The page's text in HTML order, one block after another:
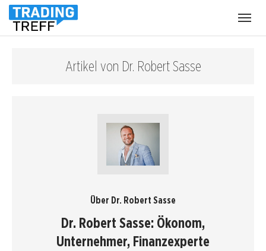
Artikel von Dr. Robert Sasse
Über Dr. Robert Sasse
Dr. Robert Sasse: Ökonom,
Unternehmer, Finanzexperte